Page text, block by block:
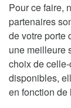
Pour ce faire,
partenaires
de votre porte
une meilleure
choix de
disponibles,
en fonction de